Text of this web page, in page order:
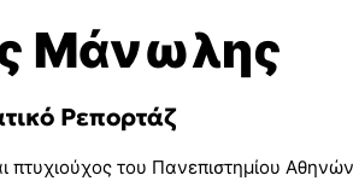
Μάνωλης
Ρεπορτάζ
του Πανεπιστημίου Αθηνών,